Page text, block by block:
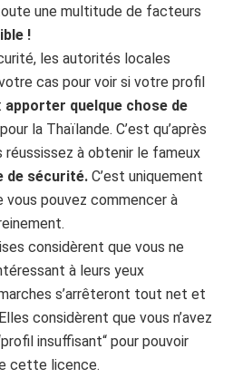
une multitude de facteurs
!
les autorités locales
cas pour voir si votre profil
apporter quelque chose de
pour la Thaïlande. C’est qu’après
à obtenir le fameux
de sécurité. C’est uniquement
vous pouvez commencer à
considèrent que vous ne
à leurs yeux
s’arrêteront tout net et
considèrent que vous n’avez
insuffisant“ pour pouvoir
cette licence.